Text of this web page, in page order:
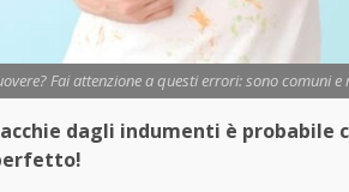
Fai attenzione a questi errori: sono comuni
dagli indumenti è